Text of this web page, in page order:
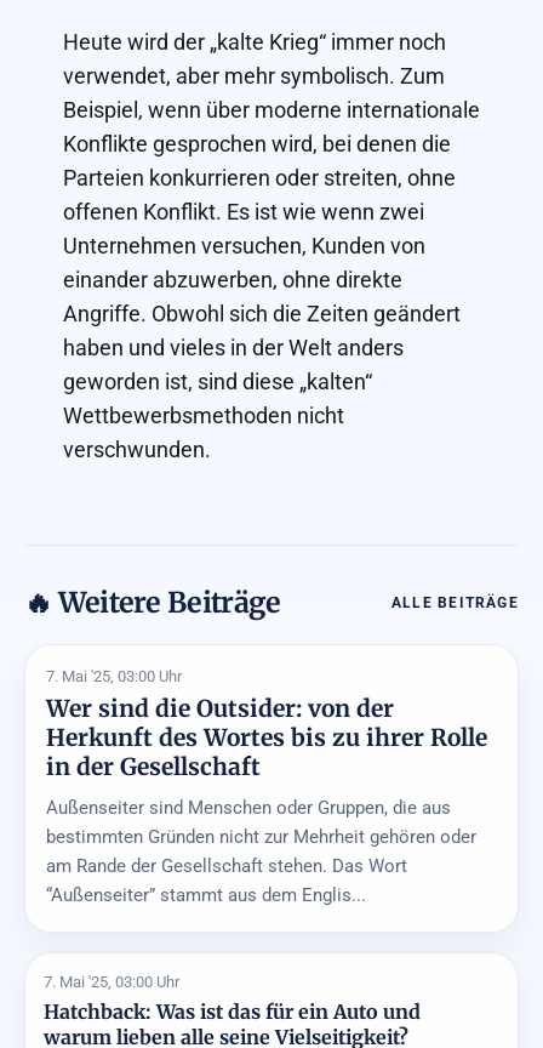
Heute wird der „kalte Krieg“ immer noch
verwendet, aber mehr symbolisch. Zum
Beispiel, wenn über moderne internationale
Konflikte gesprochen wird, bei denen die
Parteien konkurrieren oder streiten, ohne
offenen Konflikt. Es ist wie wenn zwei
Unternehmen versuchen, Kunden von
einander abzuwerben, ohne direkte
Angriffe. Obwohl sich die Zeiten geändert
haben und vieles in der Welt anders
geworden ist, sind diese „kalten“
Wettbewerbsmethoden nicht
verschwunden.
🔥 Weitere Beiträge ALLE BEITRÄGE
7. Mai '25, 03:00 Uhr
Wer sind die Outsider: von der
Herkunft des Wortes bis zu ihrer Rolle
in der Gesellschaft
Außenseiter sind Menschen oder Gruppen, die aus
bestimmten Gründen nicht zur Mehrheit gehören oder
am Rande der Gesellschaft stehen. Das Wort
“Außenseiter” stammt aus dem Englis...
7. Mai '25, 03:00 Uhr
Hatchback: Was ist das für ein Auto und
warum lieben alle seine Vielseitigkeit?